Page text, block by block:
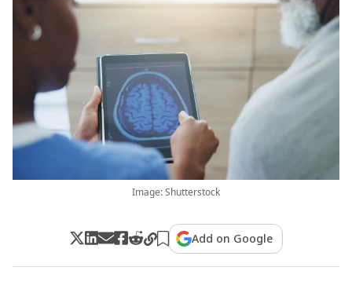
Image: Shutterstock
Add on Google